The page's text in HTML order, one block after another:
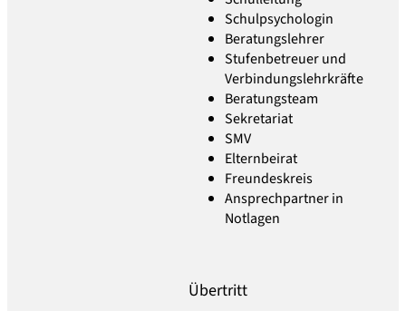
Schulpsychologin
Beratungslehrer
Stufenbetreuer und
Verbindungslehrkräfte
Beratungsteam
Sekretariat
SMV
Elternbeirat
Freundeskreis
Ansprechpartner in
Notlagen
Übertritt